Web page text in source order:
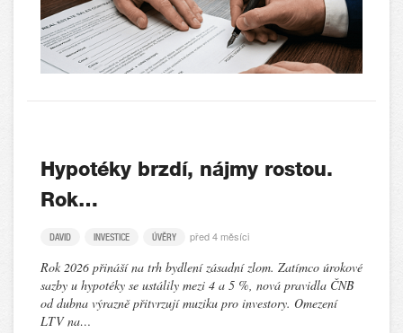
Hypotéky brzdí, nájmy rostou.
Rok…
DAVID INVESTICE ÚVĚRY před 4 měsíci
Rok 2026 přináší na trh bydlení zásadní zlom. Zatímco úrokové
sazby u hypotéky se ustálily mezi 4 a 5 %, nová pravidla ČNB
od dubna výrazně přitvrzují muziku pro investory. Omezení
LTV na…